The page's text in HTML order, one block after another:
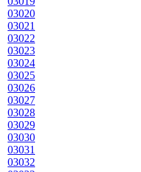
03020
03021
03022
03023
03024
03025
03026
03027
03028
03029
03030
03031
03032